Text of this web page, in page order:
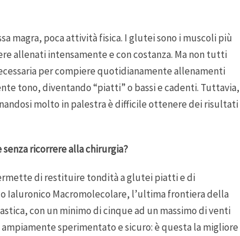
magra, poca attività fisica. I glutei sono i muscoli più
allenati intensamente e con costanza. Ma non tutti
per compiere quotidianamente allenamenti
tono, diventando “piatti” o bassi e cadenti. Tuttavia,
molto in palestra è difficile ottenere dei risultati
ricorrere alla chirurgia?
di restituire tondità a glutei piatti e di
Ialuronico Macromolecolare, l’ultima frontiera della
con un minimo di cinque ad un massimo di venti
sperimentato e sicuro: è questa la migliore